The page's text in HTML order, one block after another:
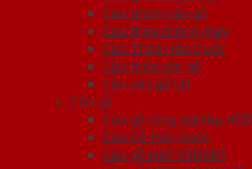
Cửa nhôm vân gỗ
Cửa thép chống cháy
Cửa Thép Hàn Quốc
Cửa thép vân gỗ
Cửa vân gỗ 5D
Cửa gỗ
Cửa gỗ công nghiệp HDF
Cửa Gỗ Hàn Quốc
Cửa gỗ HDF VENEER